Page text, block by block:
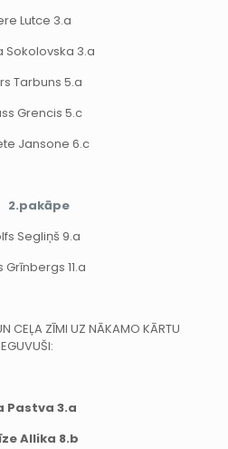
Lutce 3.a
Sokolovska 3.a
Tarbuns 5.a
Grencis 5.c
Jansone 6.c
2.pakāpe
Segliņš 9.a
Grīnbergs 11.a
CEĻA ZĪMI UZ NĀKAMO KĀRTU
Pastva 3.a
Allika 8.b